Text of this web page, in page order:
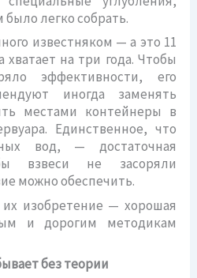
легко собрать.
известняком — а это 11
на три года. Чтобы
эффективности, его
иногда заменять
местами контейнеры в
Единственное, что
вод, — достаточная
взвеси не засоряли
можно обеспечить.
изобретение — хорошая
и дорогим методикам
без теории